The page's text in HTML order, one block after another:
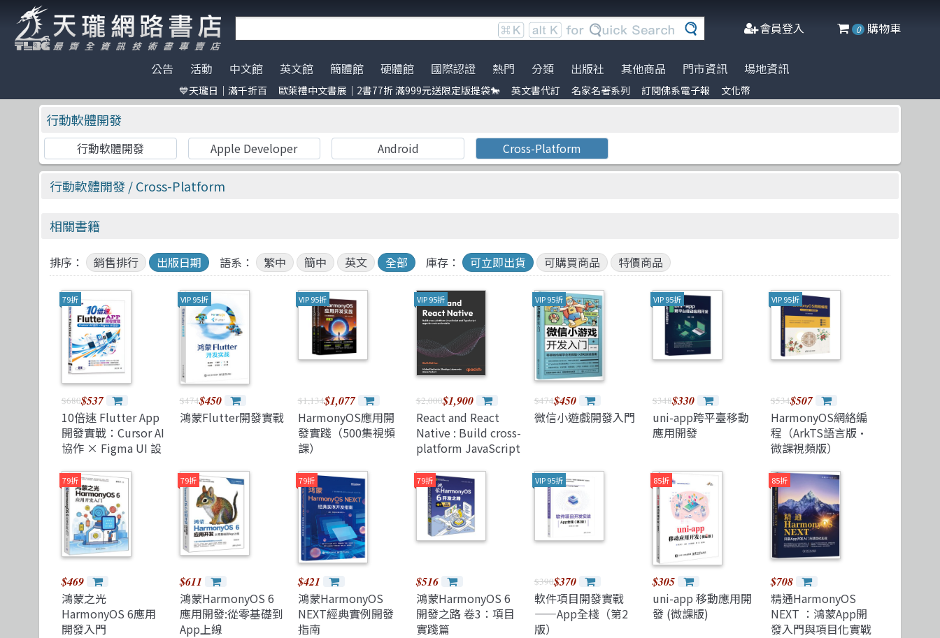
會員登入 0 購物車
公告
天瓏門市春節營業公告
門市營業客服時間調整 到店取貨新功能上線
※進口書籍到貨延誤公告※
※電子發票使用說明※
活動
天瓏日｜滿千折百
歐萊禮中文書展｜2書77折 滿999元送限定
服務｜代訂英文書
名家名著系列
中文館 英文館 簡體館 硬體館 國際認證
熱門
AI Coding
ChatGPT Python
Agile Software
Machine Learning
Design Pattern
影像辨識 Image-recognition Penetration-test
Prompt Engineering
Engineer self-growth
Computer Vision
Unit Test 單元測試 Refactoring
Reinforcement
程式交易 Trading
Data-visualization
TDD 測試導向開發
Java 程式語言
Microservices 微服務
遊戲引擎 Game-engine Raspberry Pi Version Control
分類
全部分類
Data Science 電子電路電機類
人工智慧
嵌入式系統
職涯發展 前端開發
網站開發
遊戲開發設計
Adobe 軟體應用
Office 系列 Java
區塊鏈與金融科技
商業管理類
視覺影音設計
製圖軟體應用
出版社
碁峰資訊
旗標 全華圖書
博碩
歐萊禮
A K Peters Academic Press
Adobe Press
MicroSoft
Springer
Morgan & Claypool 經緯文化
高思數位網路
更多出版社
其他商品
電子開發板
特價書籍 暢銷外文書
阿喵周邊商品
HITCON
Make 國際中文版
機器人雜誌 ROBOCON Magazine 創客‧自造者工作坊
門市資訊 場地資訊
💙天瓏日｜滿千折百 歐萊禮中文書展｜2書77折 滿999元送限定版提袋🐎 英文書代訂 名家名著系列 訂閱佛系電子報 文化幣
行動軟體開發
行動軟體開發 Apple Developer Android Cross-Platform
行動軟體開發/ Cross-Platform
相關書籍
排序： 銷售排行 出版日期 語系： 繁中 簡中 英文 全部 庫存： 可立即出貨 可購買商品 特價商品
79折
$680$537
10倍速 Flutter App
開發實戰：Cursor AI
協作 × Figma UI 設
VIP 95折
$474$450
鴻蒙Flutter開發實戰
VIP 95折
$1,134$1,077
HarmonyOS應用開
發實踐（500集視頻
課）
VIP 95折
$2,000$1,900
React and React
Native : Build cross-
platform JavaScript
apps for web and
mobile, 6/e
(Paperback)
VIP 95折
$474$450
微信小遊戲開發入門
VIP 95折
$348$330
uni-app跨平臺移動
應用開發
VIP 95折
$534$507
HarmonyOS網絡編
程（ArkTS語言版·
微課視頻版）
79折
$469
鴻蒙之光
HarmonyOS 6應用
開發入門
79折
$611
鴻蒙HarmonyOS 6
應用開發:從零基礎到
App上線
79折
$421
鴻蒙HarmonyOS
NEXT經典實例開發
指南
79折
$516
鴻蒙HarmonyOS 6
開發之路 卷3：項目
實踐篇
VIP 95折
$390$370
軟件項目開發實戰
——App全棧（第2
版）
85折
$305
uni-app 移動應用開
發 (微課版)
85折
$708
精通HarmonyOS
NEXT ：鴻蒙App開
發入門與項目化實戰